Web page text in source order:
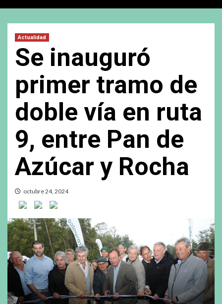
Actualidad
Se inauguró
primer tramo de
doble vía en ruta
9, entre Pan de
Azúcar y Rocha
octubre 24, 2024